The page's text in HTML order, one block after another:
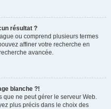
résultat ?
ou comprend plusieurs termes
affiner votre recherche en
avancée.
blanche ?!
que ne peut gérer le serveur Web.
plus précis dans le choix des